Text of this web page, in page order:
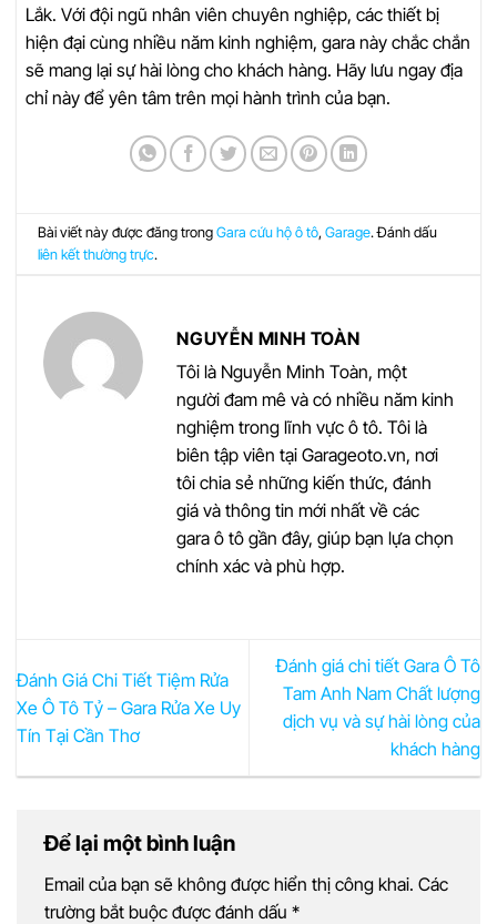
Lắk. Với đội ngũ nhân viên chuyên nghiệp, các thiết bị
hiện đại cùng nhiều năm kinh nghiệm, gara này chắc chắn
sẽ mang lại sự hài lòng cho khách hàng. Hãy lưu ngay địa
chỉ này để yên tâm trên mọi hành trình của bạn.
Bài viết này được đăng trongGara cứu hộ ô tô,Garage. Đánh dấu
liên kết thường trực.
NGUYỄN MINH TOÀN
Tôi là Nguyễn Minh Toàn, một
người đam mê và có nhiều năm kinh
nghiệm trong lĩnh vực ô tô. Tôi là
biên tập viên tại Garageoto.vn, nơi
tôi chia sẻ những kiến thức, đánh
giá và thông tin mới nhất về các
gara ô tô gần đây, giúp bạn lựa chọn
chính xác và phù hợp.
Đánh Giá Chi Tiết Tiệm Rửa
Xe Ô Tô Tỷ – Gara Rửa Xe Uy
Tín Tại Cần Thơ
Đánh giá chi tiết Gara Ô Tô
Tam Anh Nam Chất lượng
dịch vụ và sự hài lòng của
khách hàng
Để lại một bình luận
Email của bạn sẽ không được hiển thị công khai. Các
trường bắt buộc được đánh dấu *